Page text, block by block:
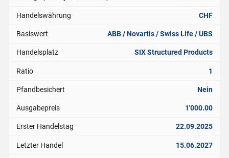
Handelswährung CHF
Basiswert ABB / Novartis / Swiss Life / UBS
Handelsplatz SIX Structured Products
Ratio 1
Pfandbesichert Nein
Ausgabepreis 1'000.00
Erster Handelstag 22.09.2025
Letzter Handel 15.06.2027